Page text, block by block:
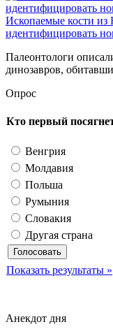
Ископаемые кости
идентифицировать
Палеонтологи
динозавров,
Опрос
Кто первый
Венгрия
Молдавия
Польша
Румыния
Словакия
Другая страна
Показать результаты »
Анекдот дня